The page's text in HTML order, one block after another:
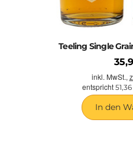
Teeling Single Grain: Ein Whiskey von ungewöhlincher Machart
aus verschiedensten Gretreidesorten, wie er so
Blends verschwindet.
Teeling Single Malt:
Eine Rarität, ging doch die Produktion des
Teeling Small Batch Rum
Kleinserie (Small Batch ist Teeling Standard) mit besonderem
Teeling 21 Years Old Single
Jahre in Ex-Bourbon Fässern, um dann die letzten 12
noch einmal in Ex-Sauternes
Teeling Single
inkl. MwSt.,
entspricht
In den